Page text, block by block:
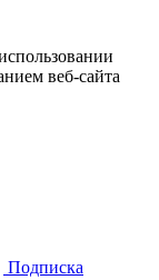
веб-сайта
Подписка